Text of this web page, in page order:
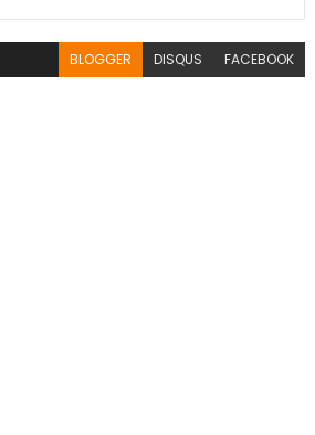
BLOGGER DISQUS FACEBOOK